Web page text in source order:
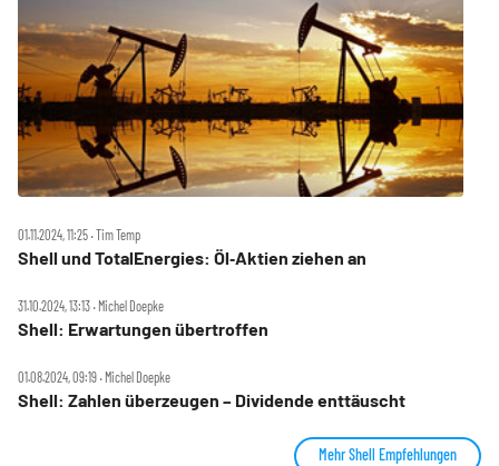
01.11.2024, 11:25 ‧ Tim Temp
Shell und TotalEnergies: Öl‑Aktien ziehen an
31.10.2024, 13:13 ‧ Michel Doepke
Shell: Erwartungen übertroffen
01.08.2024, 09:19 ‧ Michel Doepke
Shell: Zahlen überzeugen – Dividende enttäuscht
Mehr Shell Empfehlungen